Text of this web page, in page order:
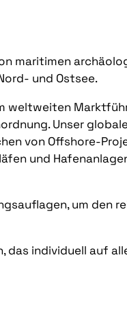
maritimen
und Ostsee.
weltweiten
Unser
von Offshore-
und
um den
das individuell auf